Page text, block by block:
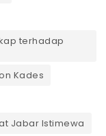
terhadap
Kades
Jabar Istimewa